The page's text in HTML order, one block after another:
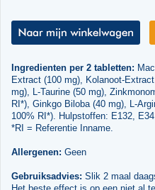
Ingredienten per 2 tabletten:
Extract (100 mg), Kolanoot-
mg), L-Taurine (50 mg),
RI*), Ginkgo Biloba (40 mg), L-
100% RI*). Hulpstoffen: E132,
*RI = Referentie Inname.
Allergenen: Geen
Gebruiksadvies: Slik 2 maal